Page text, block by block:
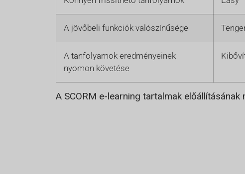
A jövőbeli funkciók valószínűsége
A tanfolyamok eredményeinek
nyomon követése
A SCORM e-learning tartalmak